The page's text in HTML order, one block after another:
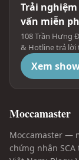
Trải
vấn miễn
108 Trần Hưng
& Hotline trả lời
Xem
Moccamaster
Moccamaster —
chứng nhận